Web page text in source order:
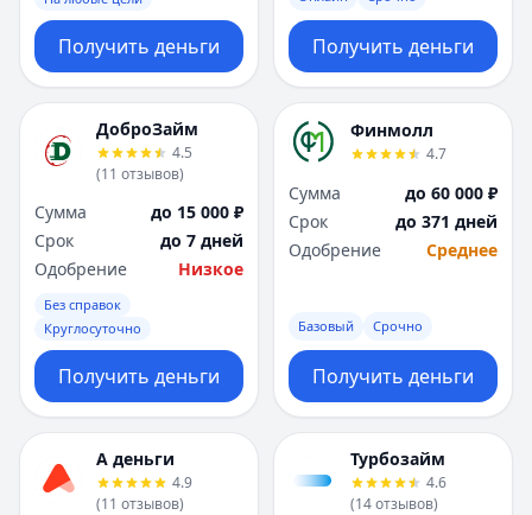
Получить деньги Получить деньги
ДоброЗайм
4.5
(11 отзывов)
Сумма
до 15 000 ₽
Срок
до 7 дней
Одобрение
Низкое
Без справок
Круглосуточно
Получить деньги
Финмолл
4.7
Сумма
до 60 000 ₽
Срок
до 371 дней
Одобрение
Среднее
Базовый Срочно
Получить деньги
А деньги
4.9
(11 отзывов)
Турбозайм
4.6
(14отзывов)